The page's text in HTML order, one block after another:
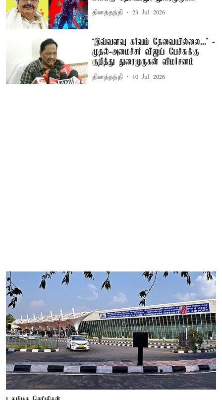
தினத்தந்தி 23 Jul 2026
‘இவ்வளவு கர்வம் தேவையில்லை...’ -
முதல்-அமைச்சர் விஜய் பேச்சுக்கு
குறித்து துரைமுருகன் விமர்சனம்
தினத்தந்தி 10 Jul 2026